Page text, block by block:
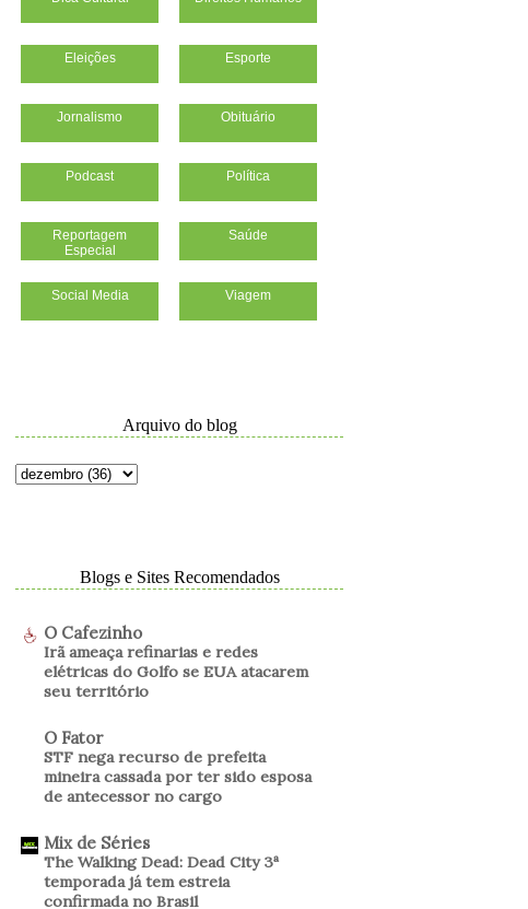
Eleições Esporte
Jornalismo Obituário
Podcast Política
Reportagem
Especial
Saúde
Social Media Viagem
Arquivo do blog
Blogs e Sites Recomendados
O Cafezinho
Irã ameaça refinarias e redes
elétricas do Golfo se EUA atacarem
seu território
O Fator
STF nega recurso de prefeita
mineira cassada por ter sido esposa
de antecessor no cargo
Mix de Séries
The Walking Dead: Dead City 3ª
temporada já tem estreia
confirmada no Brasil